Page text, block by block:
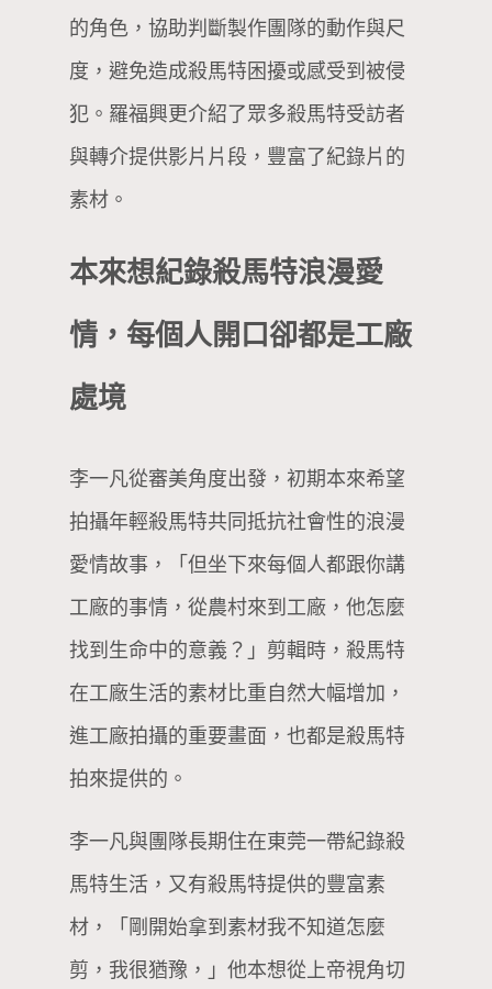
的角色，協助判斷製作團隊的動作與尺
度，避免造成殺馬特困擾或感受到被侵
犯。羅福興更介紹了眾多殺馬特受訪者
與轉介提供影片片段，豐富了紀錄片的
素材。
本來想紀錄殺馬特浪漫愛
情，每個人開口卻都是工廠
處境
李一凡從審美角度出發，初期本來希望
拍攝年輕殺馬特共同抵抗社會性的浪漫
愛情故事，「但坐下來每個人都跟你講
工廠的事情，從農村來到工廠，他怎麼
找到生命中的意義？」剪輯時，殺馬特
在工廠生活的素材比重自然大幅增加，
進工廠拍攝的重要畫面，也都是殺馬特
拍來提供的。
李一凡與團隊長期住在東莞一帶紀錄殺
馬特生活，又有殺馬特提供的豐富素
材，「剛開始拿到素材我不知道怎麼
剪，我很猶豫，」他本想從上帝視角切